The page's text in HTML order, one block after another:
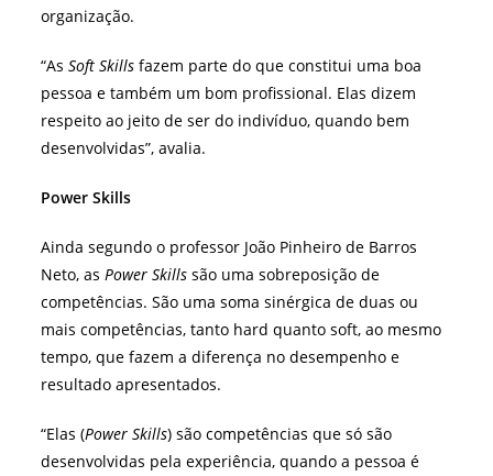
organização.
“AsSoft Skills fazem parte do que constitui uma boa
pessoa e também um bom profissional. Elas dizem
respeito ao jeito de ser do indivíduo, quando bem
desenvolvidas”, avalia.
Power Skills
Ainda segundo o professor João Pinheiro de Barros
Neto, as Power Skills são uma sobreposição de
competências. São uma soma sinérgica de duas ou
mais competências, tanto hard quanto soft, ao mesmo
tempo, que fazem a diferença no desempenho e
resultado apresentados.
“Elas (Power Skills) são competências que só são
desenvolvidas pela experiência, quando a pessoa é